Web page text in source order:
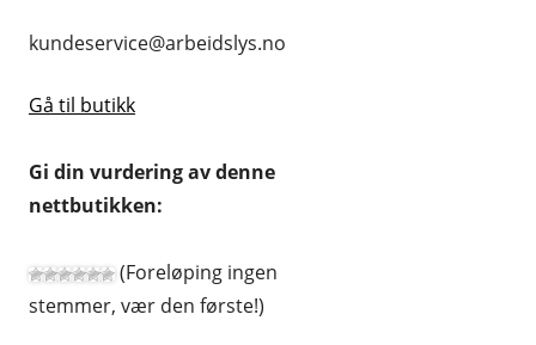
kundeservice@arbeidslys.no
Gå til butikk
Gi din vurdering av denne
nettbutikken:
(Foreløping ingen
stemmer, vær den første!)